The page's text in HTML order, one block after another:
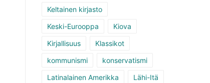
Keltainen kirjasto
Keski-Eurooppa
Kiova
Kirjallisuus
Klassikot
kommunismi
konservatismi
Latinalainen Amerikka
Lähi-Itä